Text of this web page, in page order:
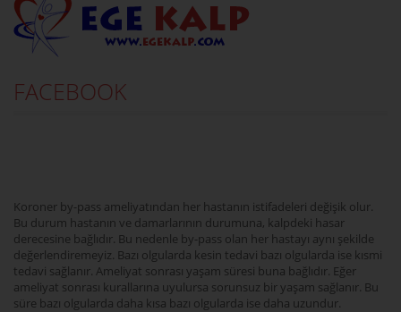
FACEBOOK
Koroner by-pass ameliyatından her hastanın istifadeleri değişik olur.
Bu durum hastanın ve damarlarının durumuna, kalpdeki hasar
derecesine bağlıdır. Bu nedenle by-pass olan her hastayı aynı şekilde
değerlendiremeyiz. Bazı olgularda kesin tedavi bazı olgularda ise kısmi
tedavi sağlanır. Ameliyat sonrası yaşam süresi buna bağlıdır. Eğer
ameliyat sonrası kurallarına uyulursa sorunsuz bir yaşam sağlanır. Bu
süre bazı olgularda daha kısa bazı olgularda ise daha uzundur.